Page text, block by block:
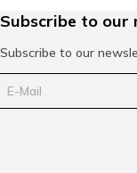
Subscribe to our
Subscribe to our